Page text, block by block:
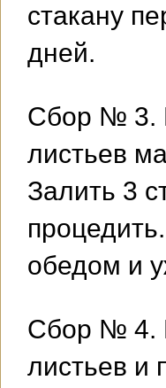
стакану
дней.
Сбор № 3.
листьев
Залить 3
обедом и
Сбор № 4.
листьев и